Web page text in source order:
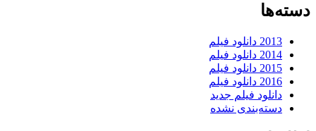
دسته‌ها
2013 دانلود فیلم
2014 دانلود فیلم
2015 دانلود فیلم
2016 دانلود فیلم
دانلود فیلم جدید
دسته‌بندی نشده